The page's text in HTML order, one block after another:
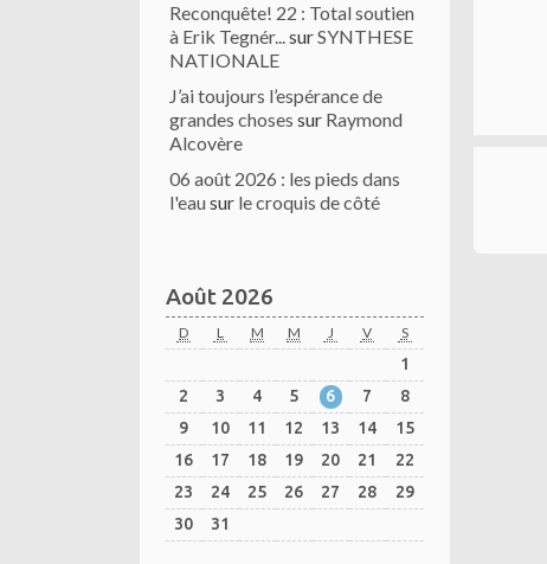
Reconquête! 22 : Total soutien
à Erik Tegnér...surSYNTHESE
NATIONALE
J’ai toujours l’espérance de
grandes choses sur Raymond
Alcovère
06 août 2026 : les pieds dans
l'eausur le croquis de côté
Août 2026
D L M M J V S
1
2
3 4 5 6 7
8
9
10 11 12 13 14
15
16
17 18 19 20 21
22
23
24 25 26 27 28
29
30
31